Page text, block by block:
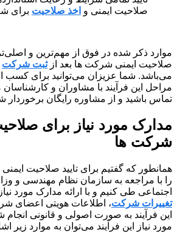
صلاحیت ایمنی و اخذ صلاحیت برای
موارد ذکر شده در فوق از مهم‌ترین و
صلاحیت ایمنی شرکت ها بعد ازثبت شرکت
می‌باشد. شما عزیزان می‌توانید برای کسب
مراحل این فرآیند با مشاوران و
تماس باشید و از مشاوره رایگان برخوردار
مدارک مورد نیاز برای
شرکت ها
همانطور که گفتیم برای تایید صلاحیت
را با مراجعه به سازمان نظام مهندسی و
اجتماعی طی کنیم و با ارائه مدارک مورد
تغییرات شرکت، اطلاعات هویتی اعضای
این فرآیند به صورت اصولی و قانونی
مورد نیاز این فرآیند می‌توان به موارد زیر